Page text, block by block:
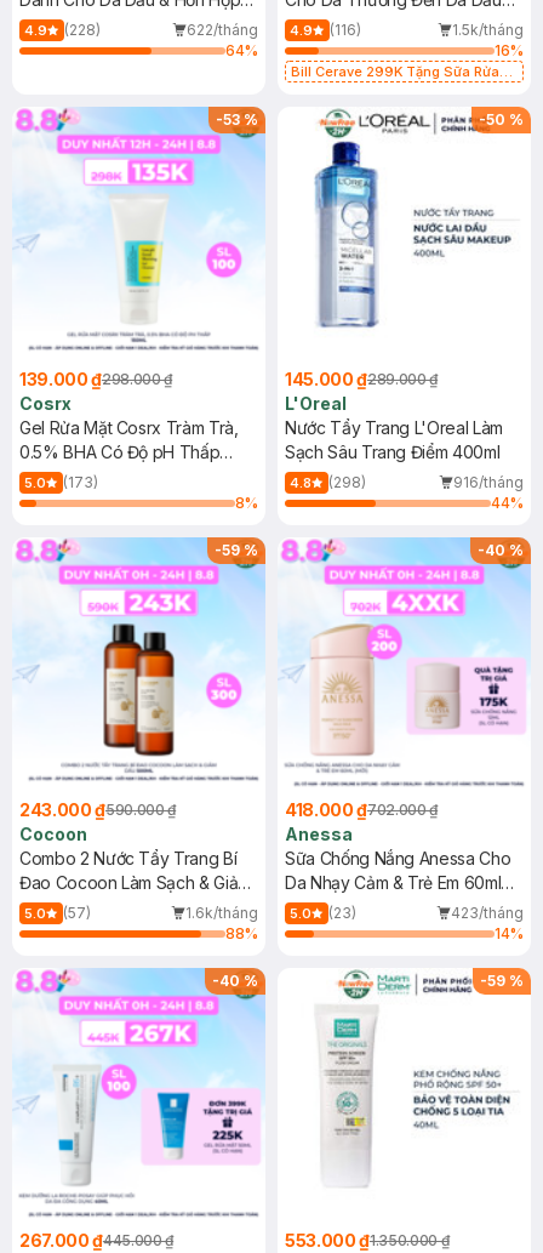
500ml
4.9 (228)
622/tháng
64%
473ml
4.9 (116)
1.5k/tháng
16%
Bill Cerave 299K Tặng Sữa Rửa
-53%
139.000 ₫298.000 ₫
Cosrx
Gel Rửa Mặt Cosrx Tràm Trà,
0.5% BHA Có Độ pH Thấp
150ml
5.0
(173)
8%
-50 %
145.000 ₫289.000 ₫
L'Oreal
Nước Tẩy Trang L'Oreal Làm
Sạch Sâu Trang Điểm 400ml
4.8 (298)
916/tháng
44%
-59%
243.000 ₫590.000 ₫
Cocoon
Combo 2 Nước Tẩy Trang Bí
Đao Cocoon Làm Sạch & Giảm
Dầu 500ml
5.0 (57)
1.6k/tháng
88%
-40%
418.000 ₫702.000 ₫
Anessa
Sữa Chống Nắng Anessa Cho
Da Nhạy Cảm & Trẻ Em 60ml
(Mới)
5.0 (23)
423/tháng
14%
-40%
267.000 ₫445.000 ₫
-59 %
553.000 ₫1.350.000 ₫